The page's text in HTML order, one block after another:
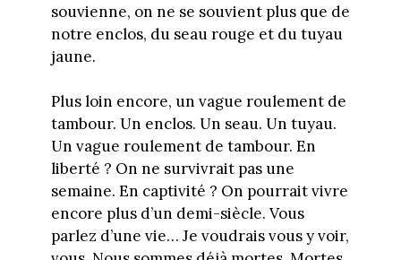
souvienne, on ne se souvient plus que de
notre enclos, du seau rouge et du tuyau
jaune.
Plus loin encore, un vague roulement de
tambour. Un enclos. Un seau. Un tuyau.
Un vague roulement de tambour. En
liberté ? On ne survivrait pas une
semaine. En captivité ? On pourrait vivre
encore plus d’un demi-siècle. Vous
parlez d’une vie… Je voudrais vous y voir,